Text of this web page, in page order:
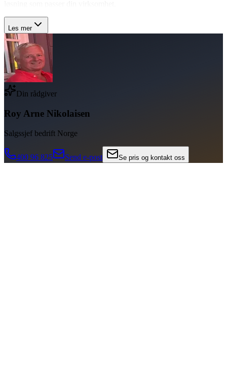
Les mer
Din rådgiver
Roy Arne Nikolaisen
Salgssjef bedrift Norge
400 96 825 Send e-post Se pris og kontakt oss